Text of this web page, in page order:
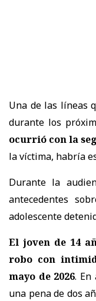
Una de las líneas
durante los
ocurrió con la
la víctima, habría
Durante la
antecedentes
adolescente
El joven de 14
robo con
mayo de 2026. En
una pena de dos